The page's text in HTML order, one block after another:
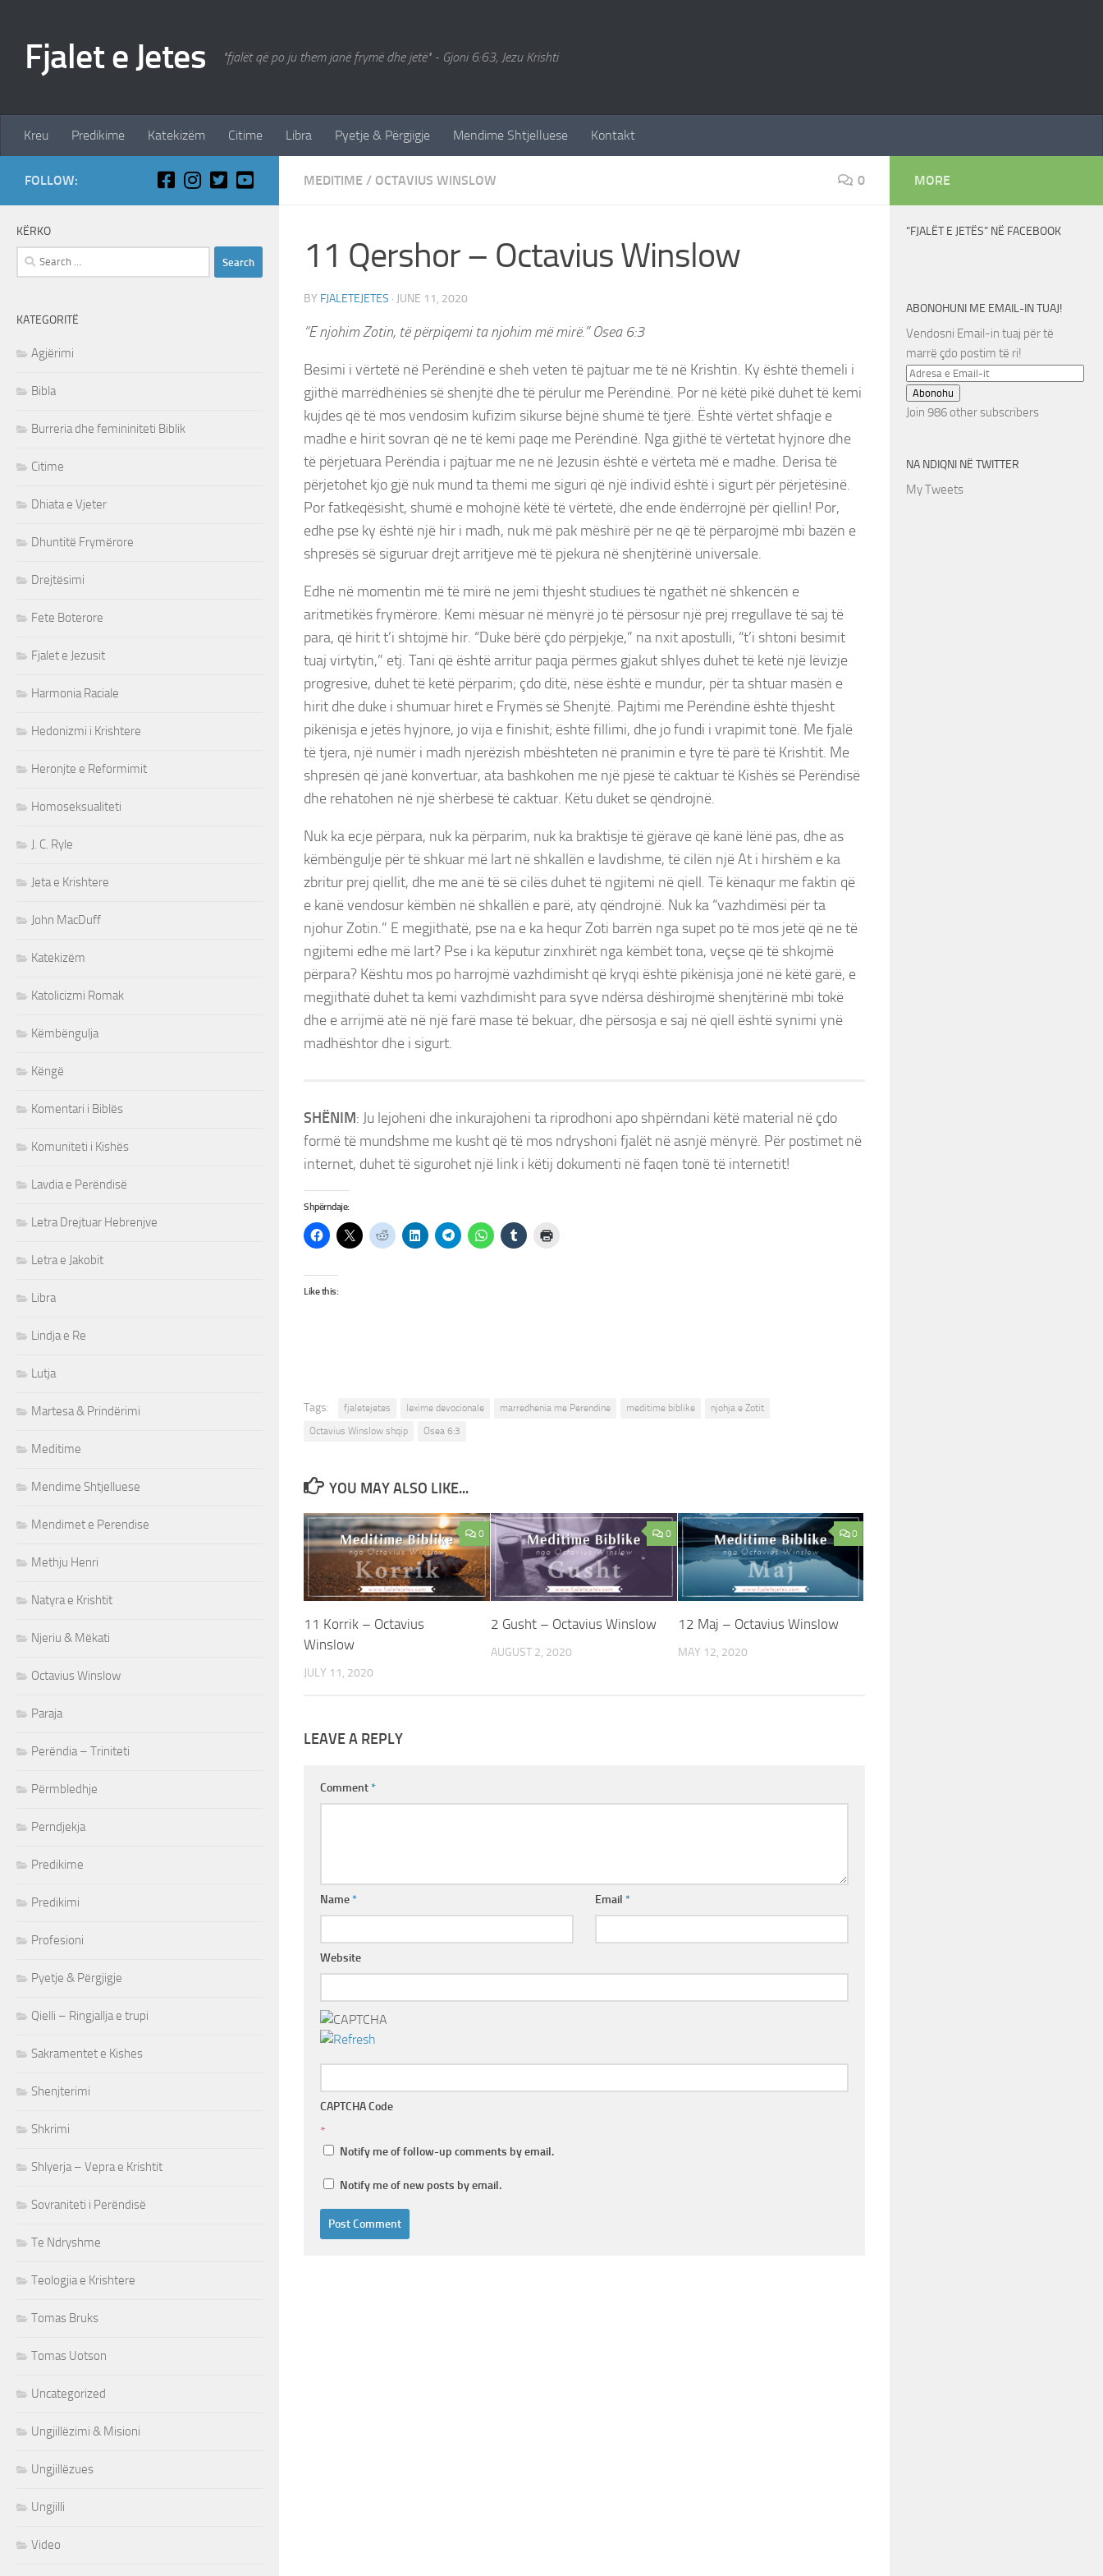
Fjalet e Jetes "fjalët që po ju them janë frymë dhe jetë" - Gjoni 6:63, Jezu Krishti
Kreu Predikime Katekizëm Citime Libra Pyetje & Përgjigje Mendime Shtjelluese Kontakt
MEDITIME / OCTAVIUS WINSLOW 0
11 Qershor – Octavius Winslow
BY FJALETEJETES · JUNE 11, 2020
“E njohim Zotin, të përpiqemi ta njohim më mirë.” ‭‭Osea‬ ‭6:3‬
Besimi i vërtetë në Perëndinë e sheh veten të pajtuar me të në Krishtin. Ky është themeli i
gjithë marrëdhënies së shenjtë dhe të përulur me Perëndinë. Por në këtë pikë duhet të kemi
kujdes që të mos vendosim kufizim sikurse bëjnë shumë të tjerë. Është vërtet shfaqje e
madhe e hirit sovran që ne të kemi paqe me Perëndinë. Nga gjithë të vërtetat hyjnore dhe
të përjetuara Perëndia i pajtuar me ne në Jezusin është e vërteta më e madhe. Derisa të
përjetohet kjo gjë nuk mund ta themi me siguri që një individ është i sigurt për përjetësinë.
Por fatkeqësisht, shumë e mohojnë këtë të vërtetë, dhe ende ëndërrojnë për qiellin! Por,
edhe pse ky është një hir i madh, nuk më pak mëshirë për ne që të përparojmë mbi bazën e
shpresës së siguruar drejt arritjeve më të pjekura në shenjtërinë universale.
Edhe në momentin më të mirë ne jemi thjesht studiues të ngathët në shkencën e
aritmetikës frymërore. Kemi mësuar në mënyrë jo të përsosur një prej rregullave të saj të
para, që hirit t’i shtojmë hir. “Duke bërë çdo përpjekje,” na nxit apostulli, “t’i shtoni besimit
tuaj virtytin,” etj. Tani që është arritur paqja përmes gjakut shlyes duhet të ketë një lëvizje
progresive, duhet të ketë përparim; çdo ditë, nëse është e mundur, për ta shtuar masën e
hirit dhe duke i shumuar hiret e Frymës së Shenjtë. Pajtimi me Perëndinë është thjesht
pikënisja e jetës hyjnore, jo vija e finishit; është fillimi, dhe jo fundi i vrapimit tonë. Me fjalë
të tjera, një numër i madh njerëzish mbështeten në pranimin e tyre të parë të Krishtit. Me
shpresën që janë konvertuar, ata bashkohen me një pjesë të caktuar të Kishës së Perëndisë
dhe rehatohen në një shërbesë të caktuar. Këtu duket se qëndrojnë.
Nuk ka ecje përpara, nuk ka përparim, nuk ka braktisje të gjërave që kanë lënë pas, dhe as
këmbëngulje për të shkuar më lart në shkallën e lavdishme, të cilën një At i hirshëm e ka
zbritur prej qiellit, dhe me anë të së cilës duhet të ngjitemi në qiell. Të kënaqur me faktin që
e kanë vendosur këmbën në shkallën e parë, aty qëndrojnë. Nuk ka “vazhdimësi për ta
njohur Zotin.” E megjithatë, pse na e ka hequr Zoti barrën nga supet po të mos jetë që ne të
ngjitemi edhe më lart? Pse i ka këputur zinxhirët nga këmbët tona, veçse që të shkojmë
përpara? Kështu mos po harrojmë vazhdimisht që kryqi është pikënisja jonë në këtë garë, e
megjithatë duhet ta kemi vazhdimisht para syve ndërsa dëshirojmë shenjtërinë mbi tokë
dhe e arrijmë atë në një farë mase të bekuar, dhe përsosja e saj në qiell është synimi ynë
madhështor dhe i sigurt.
SHËNIM: Ju lejoheni dhe inkurajoheni ta riprodhoni apo shpërndani këtë material në çdo
formë të mundshme me kusht që të mos ndryshoni fjalët në asnjë mënyrë. Për postimet në
internet, duhet të sigurohet një link i këtij dokumenti në faqen tonë të internetit!
Shpërndaje:
Like this:
Tags: fjaletejetes lexime devocionale marredhenia me Perendine meditime biblike
njohja e Zotit
Octavius Winslow shqip
Osea 6:3
YOU MAY ALSO LIKE...
0
11 Korrik – Octavius
Winslow
JULY 11, 2020
0
2 Gusht – Octavius Winslow
AUGUST 2, 2020
0
12 Maj – Octavius Winslow
MAY 12, 2020
LEAVE A REPLY
Comment*
Name* Email *
Website
CAPTCHA Code
*
Notify me of follow-up comments by email.
Notify me of new posts by email.
FOLLOW:
KËRKO
Search
for:
KATEGORITË
Agjërimi
Bibla
Burreria dhe femininiteti Biblik
Citime
Dhiata e Vjeter
Dhuntitë Frymërore
Drejtësimi
Fete Boterore
Fjalet e Jezusit
Harmonia Raciale
Hedonizmi i Krishtere
Heronjte e Reformimit
Homoseksualiteti
J. C. Ryle
Jeta e Krishtere
John MacDuff
Katekizëm
Katolicizmi Romak
Këmbëngulja
Këngë
Komentari i Biblës
Komuniteti i Kishës
Lavdia e Perëndisë
Letra Drejtuar Hebrenjve
Letra e Jakobit
Libra
Lindja e Re
Lutja
Martesa & Prindërimi
Meditime
Mendime Shtjelluese
Mendimet e Perendise
Methju Henri
Natyra e Krishtit
Njeriu & Mëkati
Octavius Winslow
Paraja
Perëndia – Triniteti
Përmbledhje
Perndjekja
Predikime
Predikimi
Profesioni
Pyetje & Përgjigje
Qielli – Ringjallja e trupi
Sakramentet e Kishes
Shenjterimi
Shkrimi
Shlyerja – Vepra e Krishtit
Sovraniteti i Perëndisë
Te Ndryshme
Teologjia e Krishtere
Tomas Bruks
Tomas Uotson
Uncategorized
Ungjillëzimi & Misioni
Ungjillëzues
Ungjilli
Video
MORE
“FJALËT E JETËS” NË FACEBOOK
ABONOHUNI ME EMAIL-IN TUAJ!
Vendosni Email-in tuaj për të
marrë çdo postim të ri!
Adresa
e
Email-
Abonohu
Join 986 other subscribers
NA NDIQNI NË TWITTER
My Tweets